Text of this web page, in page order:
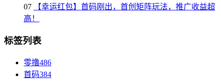
07
【幸运红包】首码刚出，首创矩阵玩法，推广收益超
高！
标签列表
零撸486
首码384